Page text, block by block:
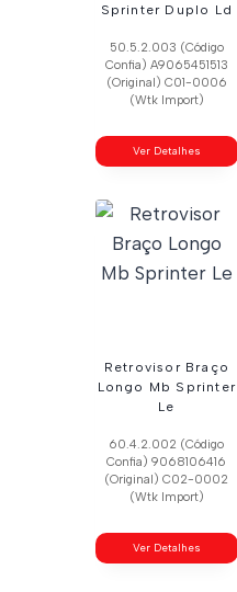
Sprinter Duplo Ld
50.5.2.003 (Código
Confia) A9065451513
(Original) C01-0006
(Wtk Import)
Ver Detalhes
Retrovisor Braço
Longo Mb Sprinter
Le
60.4.2.002 (Código
Confia) 9068106416
(Original) C02-0002
(Wtk Import)
Ver Detalhes